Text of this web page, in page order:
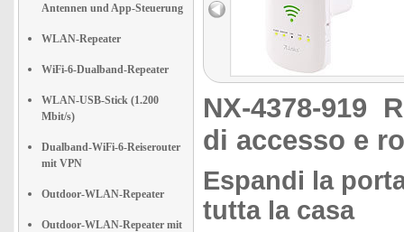
Antennen und App-Steuerung
WLAN-Repeater
WiFi-6-Dualband-Repeater
WLAN-USB-Stick (1.200
Mbit/s)
Dualband-WiFi-6-Reiserouter
mit VPN
Outdoor-WLAN-Repeater
Outdoor-WLAN-Repeater mit
NX-4378-919
di accesso e
Espandi la
tutta la casa